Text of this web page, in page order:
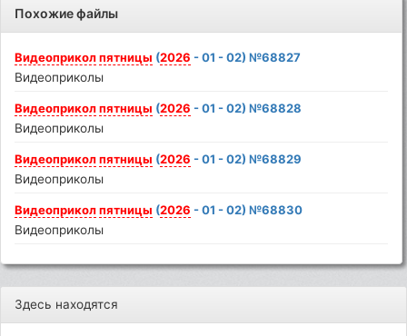
Похожие файлы
Видеоприкол пятницы (2026 - 01 - 02) №68827
Видеоприколы
Видеоприкол пятницы (2026 - 01 - 02) №68828
Видеоприколы
Видеоприкол пятницы (2026 - 01 - 02) №68829
Видеоприколы
Видеоприкол пятницы (2026 - 01 - 02) №68830
Видеоприколы
Здесь находятся